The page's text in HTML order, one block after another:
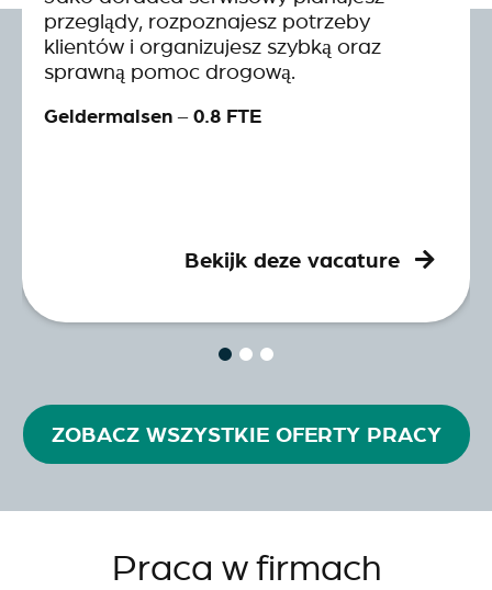
przeglądy, rozpoznajesz potrzeby
klientów i organizujesz szybką oraz
sprawną pomoc drogową.
Geldermalsen – 0.8 FTE
Bekijk deze vacature
ZOBACZ WSZYSTKIE OFERTY PRACY
Praca w firmach